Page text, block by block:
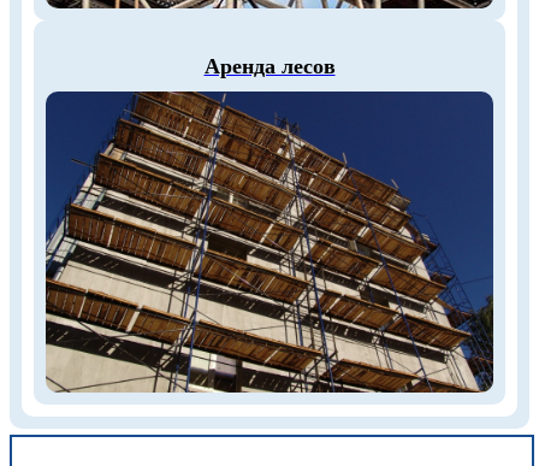
Аренда лесов